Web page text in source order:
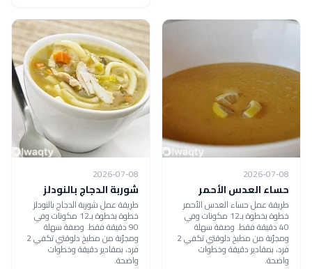
2026-07-08
حساء العدس الأحمر
طريقة عمل حساء العدس الأحمر
خطوة بخطوة بـ12 مكونات وفي
40 دقيقة فقط. وصفة سهلة
ومجرّبة من مطبخ دلوقتي تكفي 2
فرد، بمقادير دقيقة وخطوات
واضحة.
2026-07-08
شوربة الدجاج بالنودلز
طريقة عمل شوربة الدجاج بالنودلز
خطوة بخطوة بـ12 مكونات وفي
90 دقيقة فقط. وصفة سهلة
ومجرّبة من مطبخ دلوقتي تكفي 2
فرد، بمقادير دقيقة وخطوات
واضحة.